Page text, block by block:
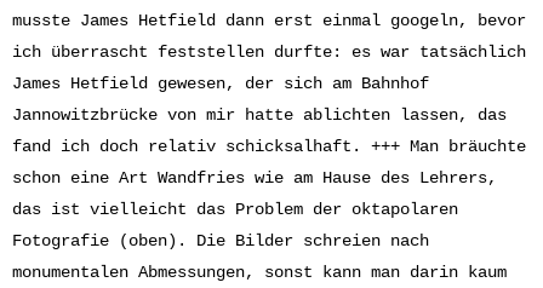
musste James Hetfield dann erst einmal googeln, bevor
ich überrascht feststellen durfte: es war tatsächlich
James Hetfield gewesen, der sich am Bahnhof
Jannowitzbrücke von mir hatte ablichten lassen, das
fand ich doch relativ schicksalhaft. +++ Man bräuchte
schon eine Art Wandfries wie am Hause des Lehrers,
das ist vielleicht das Problem der oktapolaren
Fotografie (oben). Die Bilder schreien nach
monumentalen Abmessungen, sonst kann man darin kaum